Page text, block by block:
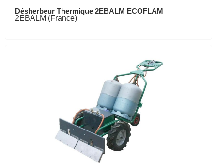
Désherbeur Thermique 2EBALM ECOFLAM
2EBALM (France)